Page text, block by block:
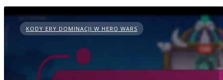
KODY ERY DOMINACJI W HERO WARS